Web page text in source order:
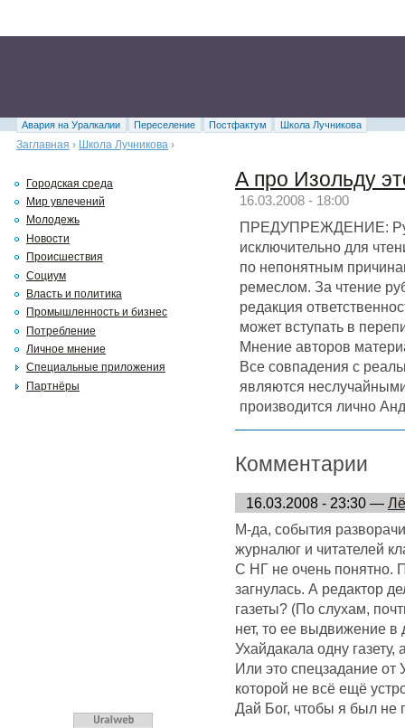
Авария на Уралкалии Переселение Постфактум
Школа Лучникова
Заглавная › Школа Лучникова ›
А про Изольду
16.03.2008 - 18:00
ПРЕДУПРЕЖДЕНИЕ:
исключительно для
по непонятным
ремеслом. За чтение
редакция
может вступать в
Мнение авторов
Все совпадения с
являются
производится лично
Комментарии
16.03.2008 - 23:30 —
М-да, события
журналюг и читателей
С НГ не очень понятно.
загнулась. А редактор
газеты? (По слухам,
нет, то ее выдвижение в
Ухайдакала одну газету,
Или это спецзадание от
которой не всё ещё
Дай Бог, чтобы я был не
Городская среда
Мир увлечений
Молодежь
Новости
Происшествия
Социум
Власть и политика
Промышленность и бизнес
Потребление
Личное мнение
Специальные приложения
Партнёры